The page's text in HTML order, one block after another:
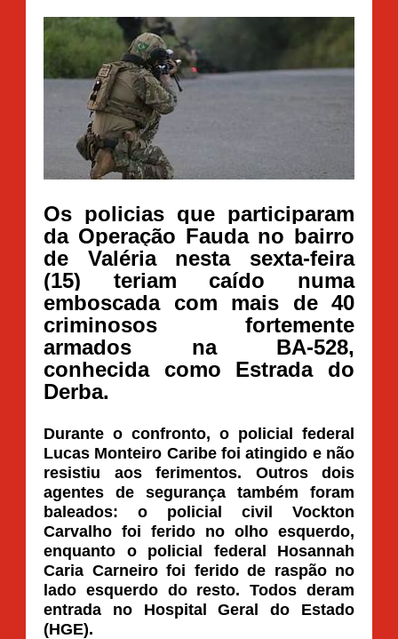
Os policias que participaram
da Operação Fauda no bairro
de Valéria nesta sexta-feira
(15) teriam caído numa
emboscada com mais de 40
criminosos fortemente
armados na BA-528,
conhecida como Estrada do
Derba.
Durante o confronto, o policial federal
Lucas Monteiro Caribe foi atingido e não
resistiu aos ferimentos. Outros dois
agentes de segurança também foram
baleados: o policial civil Vockton
Carvalho foi ferido no olho esquerdo,
enquanto o policial federal Hosannah
Caria Carneiro foi ferido de raspão no
lado esquerdo do resto. Todos deram
entrada no Hospital Geral do Estado
(HGE).